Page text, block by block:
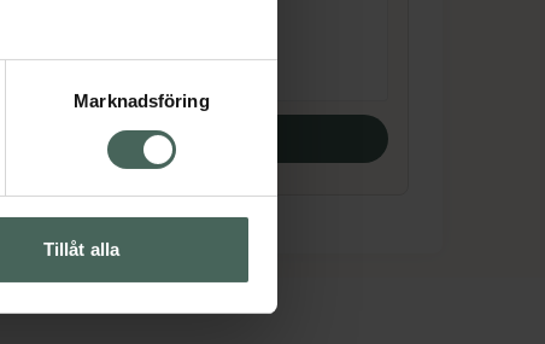
Marknadsföring
Tillåt alla
47,90 kr
Köp båda